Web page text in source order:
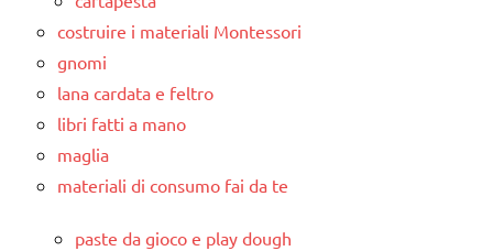
costruire i materiali Montessori
gnomi
lana cardata e feltro
libri fatti a mano
maglia
materiali di consumo fai da te
paste da gioco e play dough